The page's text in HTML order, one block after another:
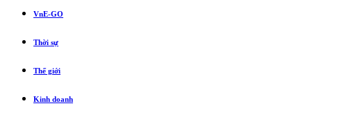
VnE-GO
Thời sự
Thế giới
Kinh doanh